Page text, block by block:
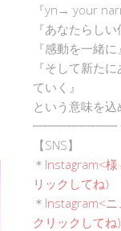
『yn→ your
『あなたらし
『感動を一緒に』
『そして新た
ていく』
という意味を込
┈┈┈┈┈┈┈
【SNS】
＊ Instagram<様
リックしてね)
＊ Instagram<
クリックしてね)